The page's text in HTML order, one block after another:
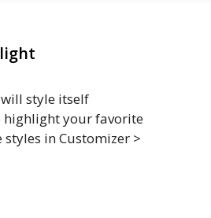
style itself
your favorite
in Customizer >